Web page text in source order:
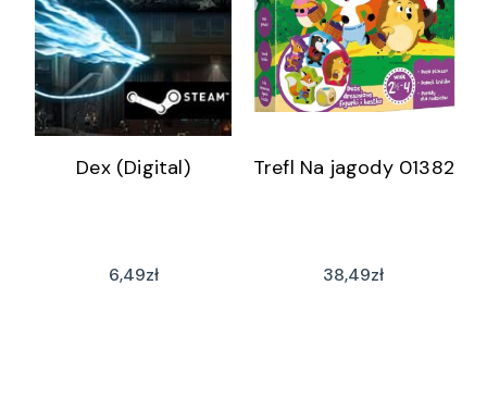
Dex (Digital)
6,49zł
Trefl Na jagody 01382
38,49zł